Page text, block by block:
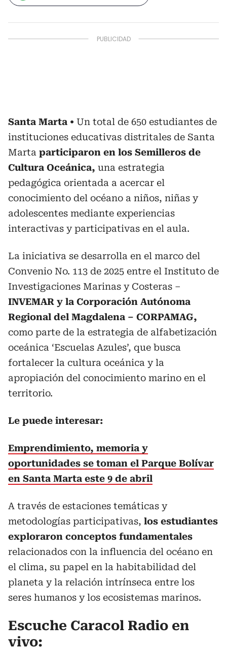
Santa Marta
Un total de 650 estudiantes de
instituciones educativas distritales de Santa
Marta participaron en los Semilleros de
Cultura Oceánica, una estrategia
pedagógica orientada a acercar el
conocimiento del océano a niños, niñas y
adolescentes mediante experiencias
interactivas y participativas en el aula.
La iniciativa se desarrolla en el marco del
Convenio No. 113 de 2025 entre el Instituto de
Investigaciones Marinas y Costeras –
INVEMAR y la Corporación Autónoma
Regional del Magdalena – CORPAMAG,
como parte de la estrategia de alfabetización
oceánica ‘Escuelas Azules’, que busca
fortalecer la cultura oceánica y la
apropiación del conocimiento marino en el
territorio.
Le puede interesar:
Emprendimiento, memoria y
oportunidades se toman el Parque Bolívar
en Santa Marta este 9 de abril
A través de estaciones temáticas y
metodologías participativas, los estudiantes
exploraron conceptos fundamentales
relacionados con la influencia del océano en
el clima, su papel en la habitabilidad del
planeta y la relación intrínseca entre los
seres humanos y los ecosistemas marinos.
Escuche Caracol Radio en
vivo: